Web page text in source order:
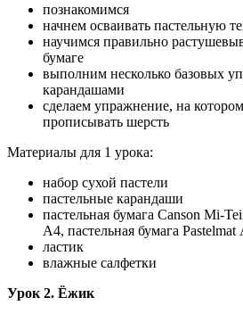
познакомимся
начнем осваивать пастельную
научимся правильно
бумаге
выполним несколько базовых
карандашами
сделаем упражнение, на
прописывать шерсть
Материалы для 1 урока:
набор сухой пастели
пастельные карандаши
пастельная бумага Canson Mi-
А4, пастельная бумага Pastelmat
ластик
влажные салфетки
Урок 2. Ёжик